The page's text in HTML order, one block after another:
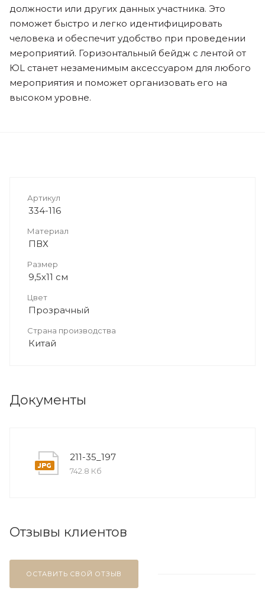
должности или других данных участника. Это
поможет быстро и легко идентифицировать
человека и обеспечит удобство при проведении
мероприятий. Горизонтальный бейдж с лентой от
ЮL станет незаменимым аксессуаром для любого
мероприятия и поможет организовать его на
высоком уровне.
Артикул
334-116
Материал
ПВХ
Размер
9,5х11 см
Цвет
Прозрачный
Страна производства
Китай
Документы
211-35_197
742.8 Кб
Отзывы клиентов
ОСТАВИТЬ СВОЙ ОТЗЫВ